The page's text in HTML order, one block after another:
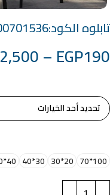
تابلوه الكود:100701536
EGP190
–
2,500
100*70
20*30
30*40
40*50